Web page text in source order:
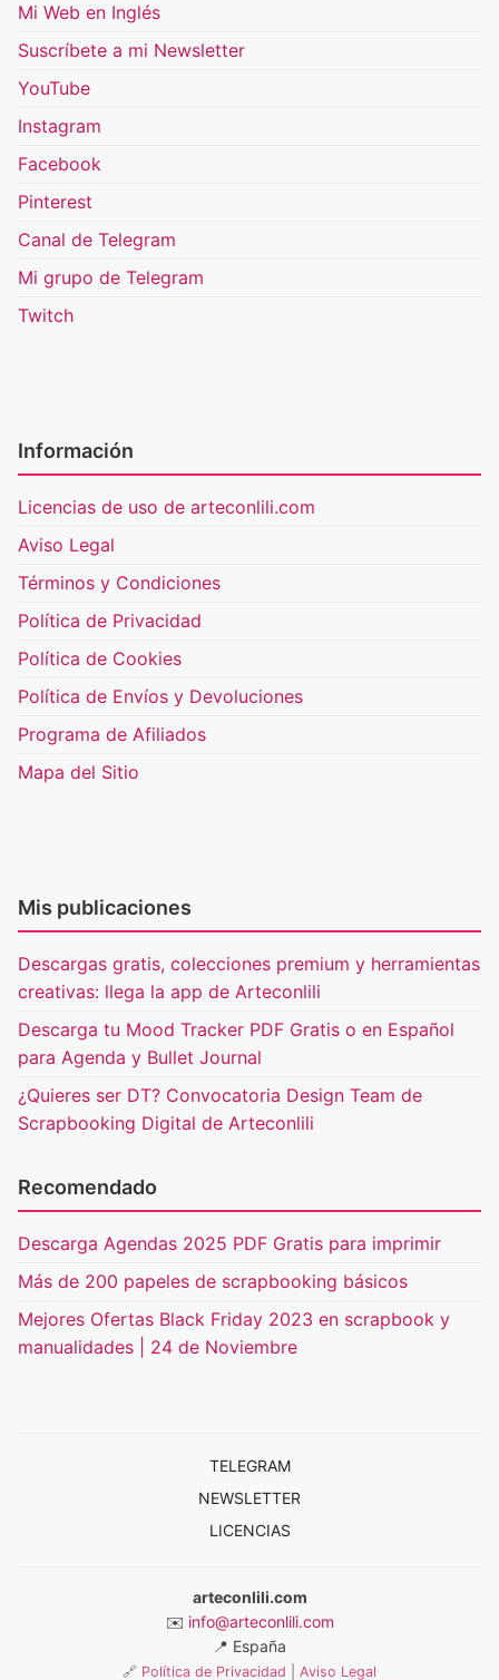
Mi Web en Inglés
Suscríbete a mi Newsletter
YouTube
Instagram
Facebook
Pinterest
Canal de Telegram
Mi grupo de Telegram
Twitch
Información
Licencias de uso de arteconlili.com
Aviso Legal
Términos y Condiciones
Política de Privacidad
Política de Cookies
Política de Envíos y Devoluciones
Programa de Afiliados
Mapa del Sitio
Mis publicaciones
Descargas gratis, colecciones premium y herramientas
creativas: llega la app de Arteconlili
Descarga tu Mood Tracker PDF Gratis o en Español
para Agenda y Bullet Journal
¿Quieres ser DT? Convocatoria Design Team de
Scrapbooking Digital de Arteconlili
Recomendado
Descarga Agendas 2025 PDF Gratis para imprimir
Más de 200 papeles de scrapbooking básicos
Mejores Ofertas Black Friday 2023 en scrapbook y
manualidades | 24 de Noviembre
TELEGRAM
NEWSLETTER
LICENCIAS
arteconlili.com
✉️ info@arteconlili.com
📍 España
🔗 Política de Privacidad Aviso Legal